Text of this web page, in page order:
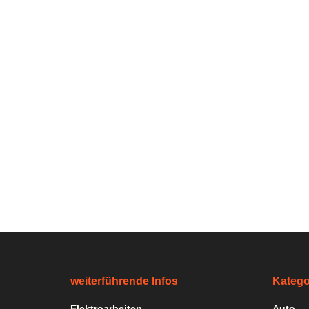
weiterführende Infos